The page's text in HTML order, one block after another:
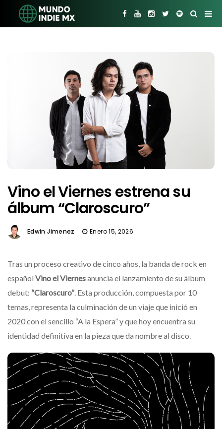
Vino el Viernes estrena su
álbum “Claroscuro”
Edwin Jimenez Enero 15, 2026
Tras un proceso creativo de cinco años, la banda de rock en
español Vino el Viernesanuncia el lanzamiento de su álbum
debut: “Claroscuro”. Esta producción, compuesta por 10
temas, representa la culminación de un viaje que inició en
2020 con el sencillo “A la Espera” y que hoy encuentra su
identidad definitiva en la pieza que da nombre al disco.